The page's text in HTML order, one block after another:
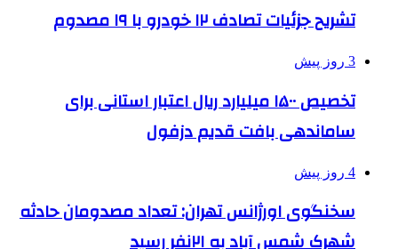
تشریح جزئیات تصادف ۱۲ خودرو با ۱۹ مصدوم
3 روز پیش
تخصیص ۱۵۰۰ میلیارد ریال اعتبار استانی برای
ساماندهی بافت قدیم دزفول
4 روز پیش
سخنگوی اورژانس تهران: تعداد مصدومان حادثه
شهرک شمس آباد به ۲۱نفر رسید